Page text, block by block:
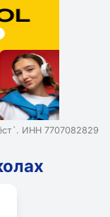
ИНН 7707082829